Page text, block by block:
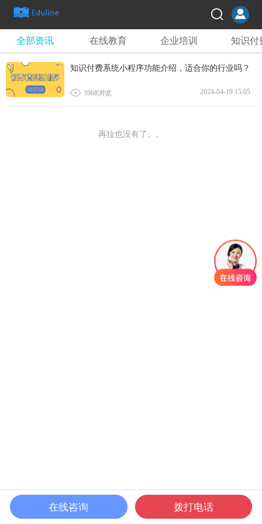
全部资讯 在线教育 企业培训 知识付
知识付费系统小程序功能介绍，适合你的行业吗？
 3968浏览 2024-04-19 15:05
再拉也没有了。。
首页 课程 发现 我的
在线咨询 拨打电话